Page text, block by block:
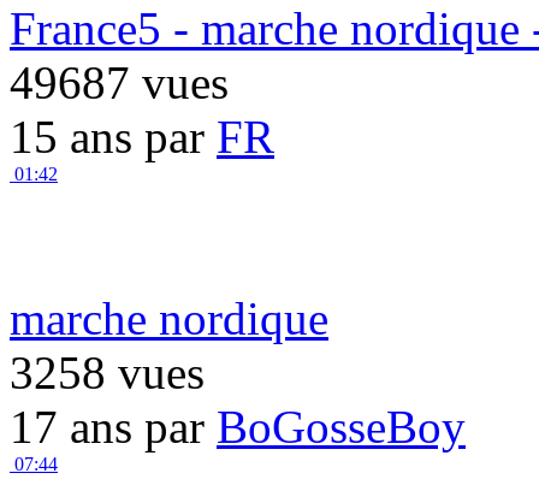
France5 - marche
49687 vues
15 ans par FR
01:42
marche nordique
3258 vues
17 ans par BoGosseBoy
07:44